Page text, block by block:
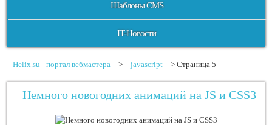
Шаблоны CMS
IT-Новости
Helix.su - портал вебмастера > javascript > Страница 5
Немного новогодних анимаций на JS и CSS3